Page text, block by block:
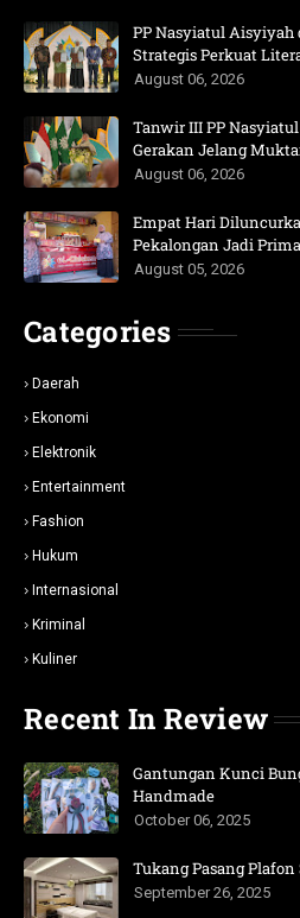
PP Nasyiatul Aisyiyah
Strategis Perkuat
August 06, 2026
Tanwir III PP
Gerakan Jelang
August 06, 2026
Empat Hari
Pekalongan Jadi
August 05, 2026
Categories
Daerah
Ekonomi
Elektronik
Entertainment
Fashion
Hukum
Internasional
Kriminal
Kuliner
Recent In Review
Gantungan Kunci
Handmade
October 06, 2025
Tukang Pasang
September 26, 2025